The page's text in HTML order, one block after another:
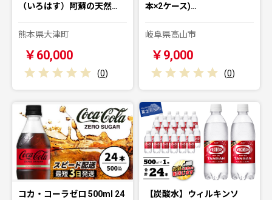
（いろはす）阿蘇の天然…
熊本県大津町
￥60,000
(0)
本×2ケース)…
岐阜県高山市
￥9,000
(0)
コカ・コーラゼロ 500ml 24
【炭酸水】ウィルキンソ